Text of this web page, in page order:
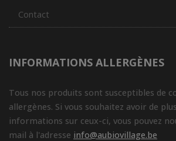
Contact
INFORMATIONS ALLERGÈNES
Tous nos produits sont susceptibles de
allergènes. Si vous souhaitez avoir de
informations sur ceux-ci, vous pouvez
mail à l'adresse info@aubiovillage.be